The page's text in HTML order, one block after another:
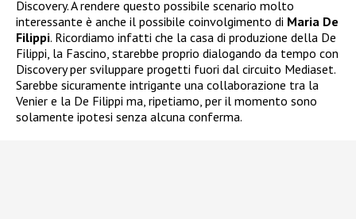
Discovery. A rendere questo possibile scenario molto
interessante è anche il possibile coinvolgimento di Maria De
Filippi. Ricordiamo infatti che la casa di produzione della De
Filippi, la Fascino, starebbe proprio dialogando da tempo con
Discovery per sviluppare progetti fuori dal circuito Mediaset.
Sarebbe sicuramente intrigante una collaborazione tra la
Venier e la De Filippi ma, ripetiamo, per il momento sono
solamente ipotesi senza alcuna conferma.